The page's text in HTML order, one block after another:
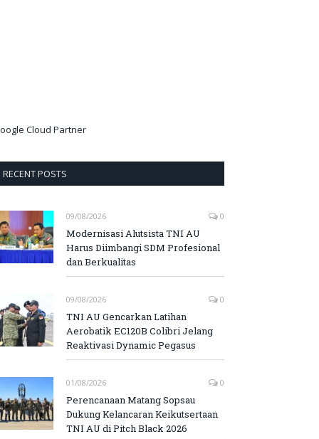
Cloud Partner
RECENT POSTS
09/08/2026 0
Modernisasi Alutsista TNI AU
Harus Diimbangi SDM Profesional
dan Berkualitas
09/08/2026 0
TNI AU Gencarkan Latihan
Aerobatik EC120B Colibri Jelang
Reaktivasi Dynamic Pegasus
01/08/2026 0
Perencanaan Matang Sopsau
Dukung Kelancaran Keikutsertaan
TNI AU di Pitch Black 2026